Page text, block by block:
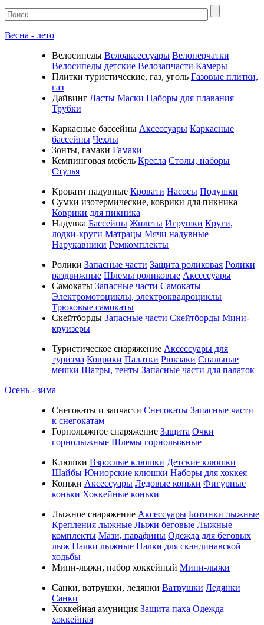
Весна - лето
Велосипеды Велоаксессуары Велоперчатки
Велосипеды детские Велозапчасти Камеры
Плитки туристические, газ, уголь Газовые плитки,
газ
Дайвинг Ласты Маски Наборы для плавания
Трубки
Каркасные бассейны Аксессуары Каркасные
бассейны Чехлы
Зонты, гамаки Гамаки
Кемпинговая мебель Кресла Столы, наборы
Стулья
Кровати надувные Кровати Насосы Подушки
Cумки изотермические, коврики для пикника
Коврики для пикника
Надувка Бассейны Жилеты Игрушки Круги,
лодки-круги Матрацы Мячи надувные
Нарукавники Ремкомплекты
Ролики Запасные части Защита роликовая Ролики
раздвижные Шлемы роликовые Аксессуары
Самокаты Запасные части Самокаты
Электромотоциклы, электроквадроциклы
Трюковые самокаты
Скейтборды Запасные части Скейтборды Мини-
круизеры
Туристическое снаряжение Аксессуары для
туризма Коврики Палатки Рюкзаки Спальные
мешки Шатры, тенты Запасные части для палаток
Осень - зима
Cнегокаты и запчасти Снегокаты Запасные части
к снегокатам
Горнолыжное снаряжение Защита Очки
горнолыжные Шлемы горнолыжные
Клюшки Взрослые клюшки Детские клюшки
Шайбы Юниорские клюшки Наборы для хоккея
Коньки Аксессуары Ледовые коньки Фигурные
коньки Хоккейные коньки
Лыжное снаряжение Аксессуары Ботинки лыжные
Крепления лыжные Лыжи беговые Лыжные
комплекты Мази, парафины Одежда для беговых
лыж Палки лыжные Палки для скандинавской
ходьбы
Мини-лыжи, набор хоккейный Мини-лыжи
Санки, ватрушки, ледянки Ватрушки Ледянки
Санки
Хоккейная амуниция Защита паха Одежда
хоккейная